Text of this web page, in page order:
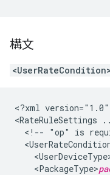
構文
<?xml version="1.0"
<RateRuleSettings
<!--
"op" is
<PackageType>